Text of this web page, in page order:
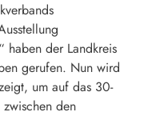
haben der Landkreis
gerufen. Nun wird
um auf das 30-
den